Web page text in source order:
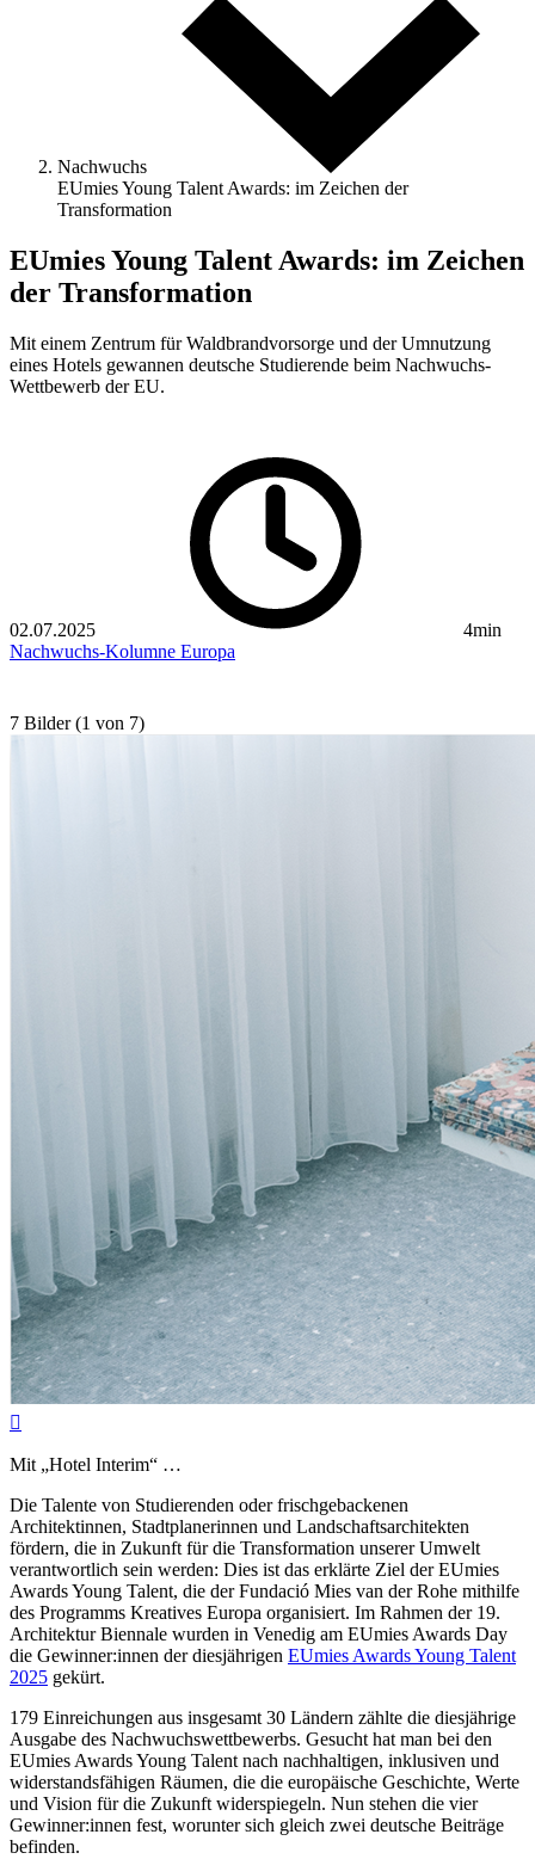
Nachwuchs
EUmies Young Talent Awards: im Zeichen der
Transformation
EUmies Young Talent Awards: im Zeichen
der Transformation
Mit einem Zentrum für Waldbrandvorsorge und der Umnutzung
eines Hotels gewannen deutsche Studierende beim Nachwuchs-
Wettbewerb der EU.
02.07.2025
4min
Nachwuchs-Kolumne Europa
7 Bilder (1 von 7)

Mit „Hotel Interim“ …
Die Talente von Studierenden oder frischgebackenen
Architektinnen, Stadtplanerinnen und Landschaftsarchitekten
fördern, die in Zukunft für die Transformation unserer Umwelt
verantwortlich sein werden: Dies ist das erklärte Ziel der EUmies
Awards Young Talent, die der Fundació Mies van der Rohe mithilfe
des Programms Kreatives Europa organisiert. Im Rahmen der 19.
Architektur Biennale wurden in Venedig am EUmies Awards Day
die Gewinner:innen der diesjährigen EUmies Awards Young Talent
2025 gekürt.
179 Einreichungen aus insgesamt 30 Ländern zählte die diesjährige
Ausgabe des Nachwuchswettbewerbs. Gesucht hat man bei den
EUmies Awards Young Talent nach nachhaltigen, inklusiven und
widerstandsfähigen Räumen, die die europäische Geschichte, Werte
und Vision für die Zukunft widerspiegeln. Nun stehen die vier
Gewinner:innen fest, worunter sich gleich zwei deutsche Beiträge
befinden.